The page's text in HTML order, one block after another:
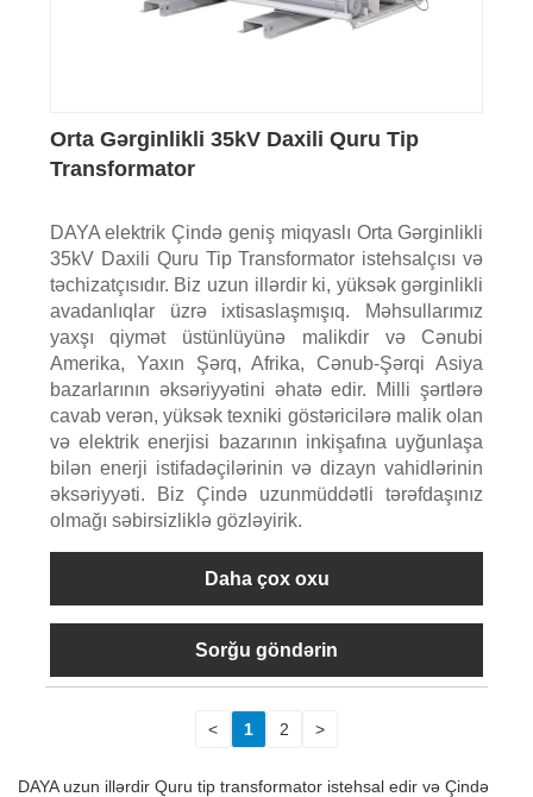
Orta Gərginlikli 35kV Daxili Quru Tip
Transformator
DAYA elektrik Çində geniş miqyaslı Orta Gərginlikli
35kV Daxili Quru Tip Transformator istehsalçısı və
təchizatçısıdır. Biz uzun illərdir ki, yüksək gərginlikli
avadanlıqlar üzrə ixtisaslaşmışıq. Məhsullarımız
yaxşı qiymət üstünlüyünə malikdir və Cənubi
Amerika, Yaxın Şərq, Afrika, Cənub-Şərqi Asiya
bazarlarının əksəriyyətini əhatə edir. Milli şərtlərə
cavab verən, yüksək texniki göstəricilərə malik olan
və elektrik enerjisi bazarının inkişafına uyğunlaşa
bilən enerji istifadəçilərinin və dizayn vahidlərinin
əksəriyyəti. Biz Çində uzunmüddətli tərəfdaşınız
olmağı səbirsizliklə gözləyirik.
Daha çox oxu
Sorğu göndərin
< 1 2 >
DAYA uzun illərdir Quru tip transformator istehsal edir və Çində